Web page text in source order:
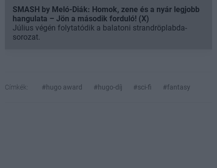
SMASH by Meló-Diák: Homok, zene és a nyár legjobb
hangulata – Jön a második forduló! (X)
Július végén folytatódik a balatoni strandröplabda-
sorozat.
Címkék: #hugo award #hugo-díj #sci-fi #fantasy